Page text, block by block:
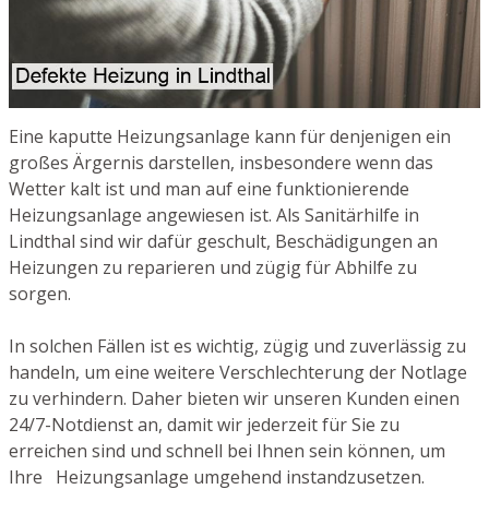
Eine kaputte Heizungsanlage kann für denjenigen ein
großes Ärgernis darstellen, insbesondere wenn das
Wetter kalt ist und man auf eine funktionierende
Heizungsanlage angewiesen ist. Als Sanitärhilfe in
Lindthal sind wir dafür geschult, Beschädigungen an
Heizungen zu reparieren und zügig für Abhilfe zu
sorgen.
In solchen Fällen ist es wichtig, zügig und zuverlässig zu
handeln, um eine weitere Verschlechterung der Notlage
zu verhindern. Daher bieten wir unseren Kunden einen
24/7-Notdienst an, damit wir jederzeit für Sie zu
erreichen sind und schnell bei Ihnen sein können, um
Ihre Heizungsanlage umgehend instandzusetzen.